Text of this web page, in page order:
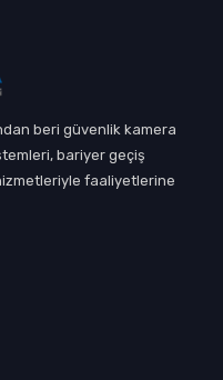
beri güvenlik kamera
bariyer geçiş
faaliyetlerine